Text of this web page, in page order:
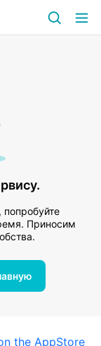
Приносим